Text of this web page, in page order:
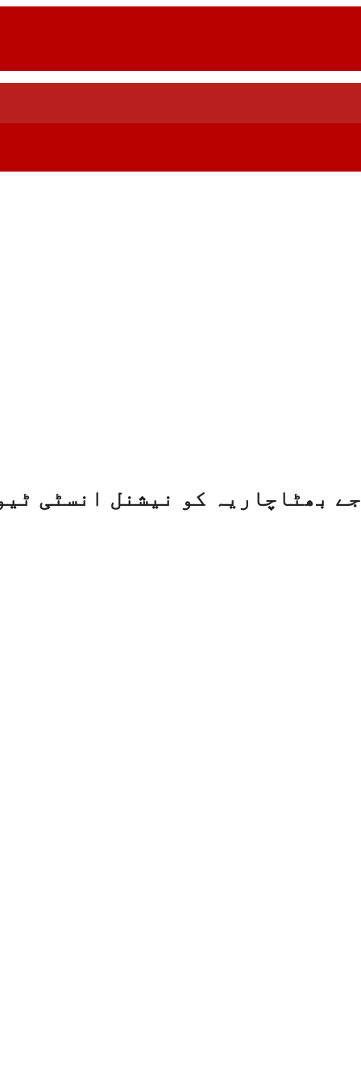
بھٹاچاریہ کو نیشنل انسٹی